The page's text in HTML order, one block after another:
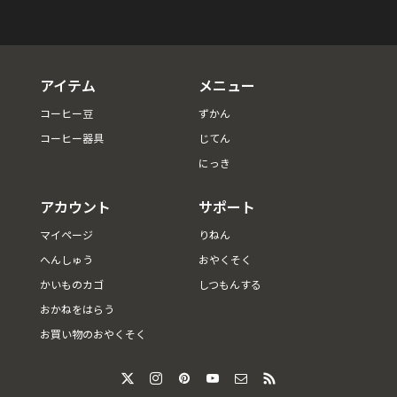
アイテム
コーヒー豆
コーヒー器具
メニュー
ずかん
じてん
にっき
アカウント
マイページ
へんしゅう
かいものカゴ
おかねをはらう
お買い物のおやくそく
サポート
りねん
おやくそく
しつもんする